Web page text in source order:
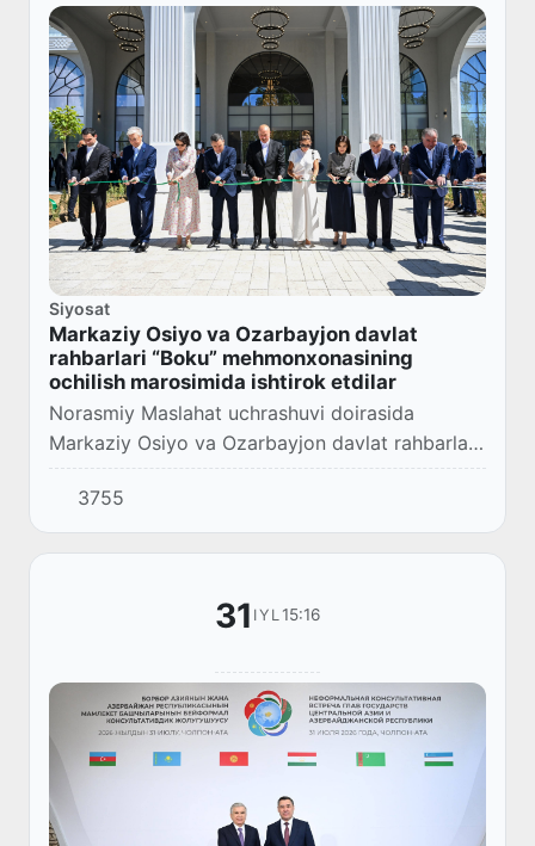
Siyosat
Markaziy Osiyo va Ozarbayjon davlat
rahbarlari “Boku” mehmonxonasining
ochilish marosimida ishtirok etdilar
Norasmiy Maslahat uchrashuvi doirasida
Markaziy Osiyo va Ozarbayjon davlat rahbarlari
Issiqkoʻl sohilida yangi besh yulduzli “Boku”
mehmonxonasining tantanali ochilish
marosimida i...
3755
31 IYL 15:16